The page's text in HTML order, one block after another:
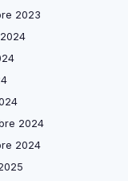
2023
2024
2024